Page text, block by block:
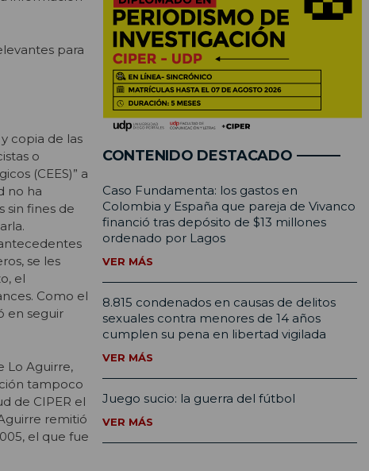
para
copia de las
o
(CEES)” a
no ha
sin fines de
se les
el
Como el
en seguir
Lo Aguirre,
tampoco
de CIPER el
remitió
el que fue
CONTENIDO DESTACADO
Caso Fundamenta: los gastos en
Colombia y España que pareja de Vivanco
financió tras depósito de $13 millones
ordenado por Lagos
VER MÁS
8.815 condenados en causas de delitos
sexuales contra menores de 14 años
cumplen su pena en libertad vigilada
VER MÁS
Juego sucio: la guerra del fútbol
VER MÁS